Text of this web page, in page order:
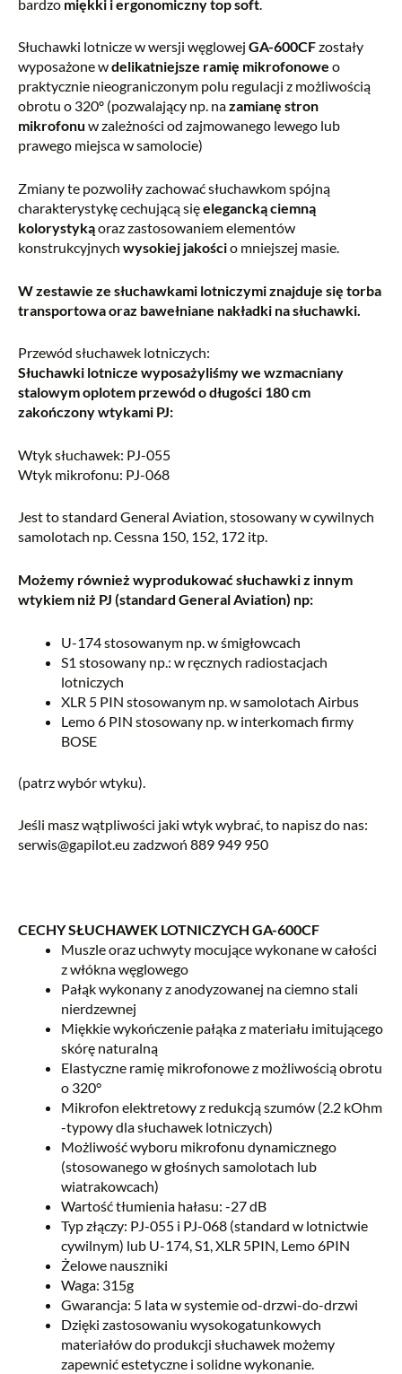
bardzo miękki i ergonomiczny top soft
Słuchawki lotnicze w wersji węglowej GA-600CFzostały
wyposażone wdelikatniejsze ramię mikrofonowe o
praktycznie nieograniczonym polu regulacji z możliwością
obrotu o 320º (pozwalający np. nazamianę stron
mikrofonu w zależności od zajmowanego lewego lub
prawego miejsca w samolocie)
Zmiany te pozwoliły zachować słuchawkom spójną
charakterystykę cechującą sięelegancką ciemną
kolorystykąoraz zastosowaniem elementów
konstrukcyjnych wysokiej jakościo mniejszej masie.
W zestawie ze słuchawkami lotniczymi znajduje się torba
transportowa oraz bawełniane nakładki na słuchawki.
Przewód słuchawek lotniczych:
Słuchawki lotnicze wyposażyliśmy we wzmacniany
stalowym oplotem przewód o długości 180 cm
zakończony wtykami PJ:
Wtyk słuchawek: PJ-055
Wtyk mikrofonu: PJ-068
Jest to standard General Aviation, stosowany w cywilnych
samolotach np. Cessna 150, 152, 172 itp.
Możemy również wyprodukować słuchawki z innym
wtykiem niż PJ (standard General Aviation) np:
U-174 stosowanym np. w śmigłowcach
S1 stosowany np.: w ręcznych radiostacjach
lotniczych
XLR 5 PIN stosowanym np. w samolotach Airbus
Lemo 6 PIN stosowany np. w interkomach firmy
BOSE
(patrz wybór wtyku).
Jeśli masz wątpliwości jaki wtyk wybrać, to napisz do nas:
serwis@gapilot.eu zadzwoń 889 949 950
CECHY SŁUCHAWEK LOTNICZYCH GA-600CF
Muszle oraz uchwyty mocujące wykonane w całości
z włókna węglowego
Pałąk wykonany z anodyzowanej na ciemno stali
nierdzewnej
Miękkie wykończenie pałąka z materiału imitującego
skórę naturalną
Elastyczne ramię mikrofonowe z możliwością obrotu
o 320°
Mikrofon elektretowy z redukcją szumów (2.2 kOhm
-typowy dla słuchawek lotniczych)
Możliwość wyboru mikrofonu dynamicznego
(stosowanego w głośnych samolotach lub
wiatrakowcach)
Wartość tłumienia hałasu: -27 dB
Typ złączy: PJ-055 i PJ-068 (standard w lotnictwie
cywilnym) lub U-174, S1, XLR 5PIN, Lemo 6PIN
Żelowe nauszniki
Waga: 315g
Gwarancja: 5 lata w systemie od-drzwi-do-drzwi
Dzięki zastosowaniu wysokogatunkowych
materiałów do produkcji słuchawek możemy
zapewnić estetyczne i solidne wykonanie.